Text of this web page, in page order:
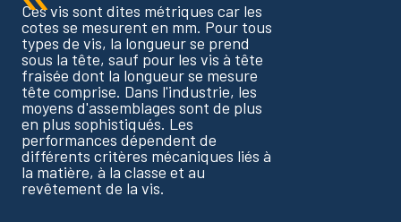
Ces vis sont dites métriques car les
cotes se mesurent en mm. Pour tous
types de vis, la longueur se prend
sous la tête, sauf pour les vis à tête
fraisée dont la longueur se mesure
tête comprise. Dans l'industrie, les
moyens d'assemblages sont de plus
en plus sophistiqués. Les
performances dépendent de
différents critères mécaniques liés à
la matière, à la classe et au
revêtement de la vis.